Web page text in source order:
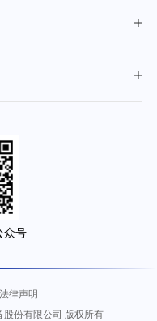
众号
法律声明
份有限公司 版权所有